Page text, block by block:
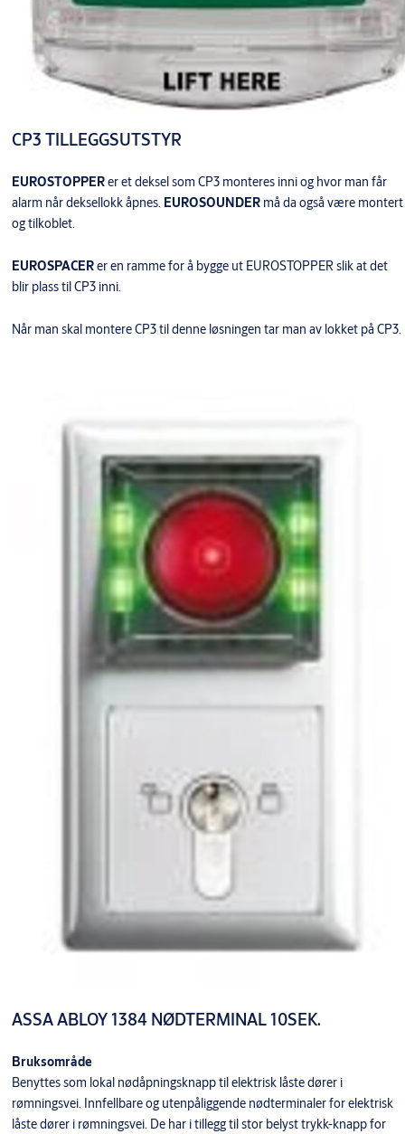
CP3 TILLEGGSUTSTYR
EUROSTOPPERer et deksel som CP3 monteres inni og hvor man får
alarm når deksellokk åpnes. EUROSOUNDERmå da også være montert
og tilkoblet.
EUROSPACERer en ramme for å bygge ut EUROSTOPPER slik at det
blir plass til CP3 inni.
Når man skal montere CP3 til denne løsningen tar man av lokket på CP3.
ASSA ABLOY 1384 NØDTERMINAL 10SEK.
Bruksområde
Benyttes som lokal nødåpningsknapp til elektrisk låste dører i
rømningsvei. Innfellbare og utenpåliggende nødterminaler for elektrisk
låste dører i rømningsvei. De har i tillegg til stor belyst trykk-knapp for